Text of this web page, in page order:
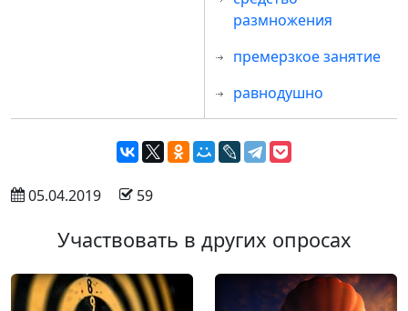
размножения
премерзкое занятие
равнодушно
05.04.2019 59
Участвовать в других опросах